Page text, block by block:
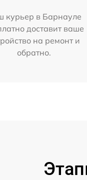
курьер в Барнауле
доставит ваше
на ремонт и
обратно.